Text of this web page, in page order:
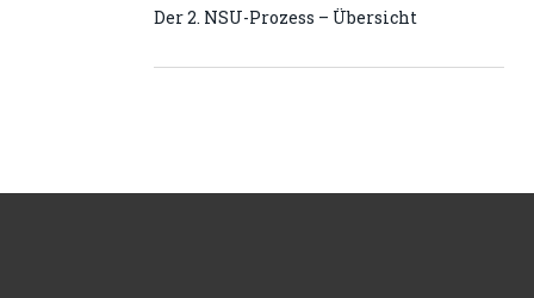
Der 2. NSU-Prozess – Übersicht